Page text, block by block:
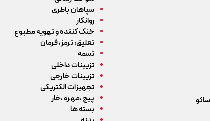
سپاهان باطری
روانکار
خنک کننده و تهویه مطبوع
تعلیق، ترمز، فرمان
تسمه
تزیینات داخلی
تزیینات خارجی
تجهیزات الکتریکی
پیچ ،مهره ،خار
بسته ها